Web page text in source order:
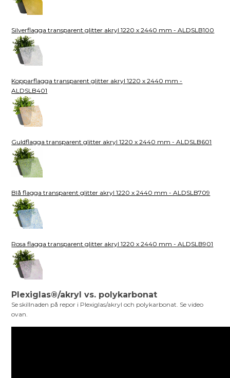
Silverflagga transparent glitter akryl 1220 x 2440 mm - ALDSLB100
Kopparflagga transparent glitter akryl 1220 x 2440 mm -
ALDSLB401
Guldflagga transparent glitter akryl 1220 x 2440 mm - ALDSLB601
Blå flagga transparent glitter akryl 1220 x 2440 mm - ALDSLB709
Rosa flagga transparent glitter akryl 1220 x 2440 mm - ALDSLB901
Plexiglas®/akryl vs. polykarbonat
Se skillnaden på repor i Plexiglas/akryl och polykarbonat. Se video
ovan.